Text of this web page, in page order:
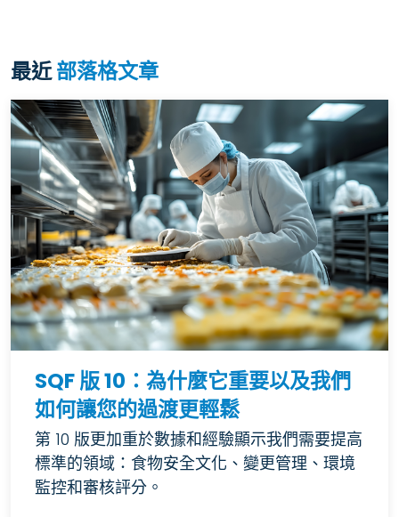
最近部落格文章
SQF 版 10：為什麼它重要以及我們
如何讓您的過渡更輕鬆
第 10 版更加重於數據和經驗顯示我們需要提高
標準的領域：食物安全文化、變更管理、環境
監控和審核評分。